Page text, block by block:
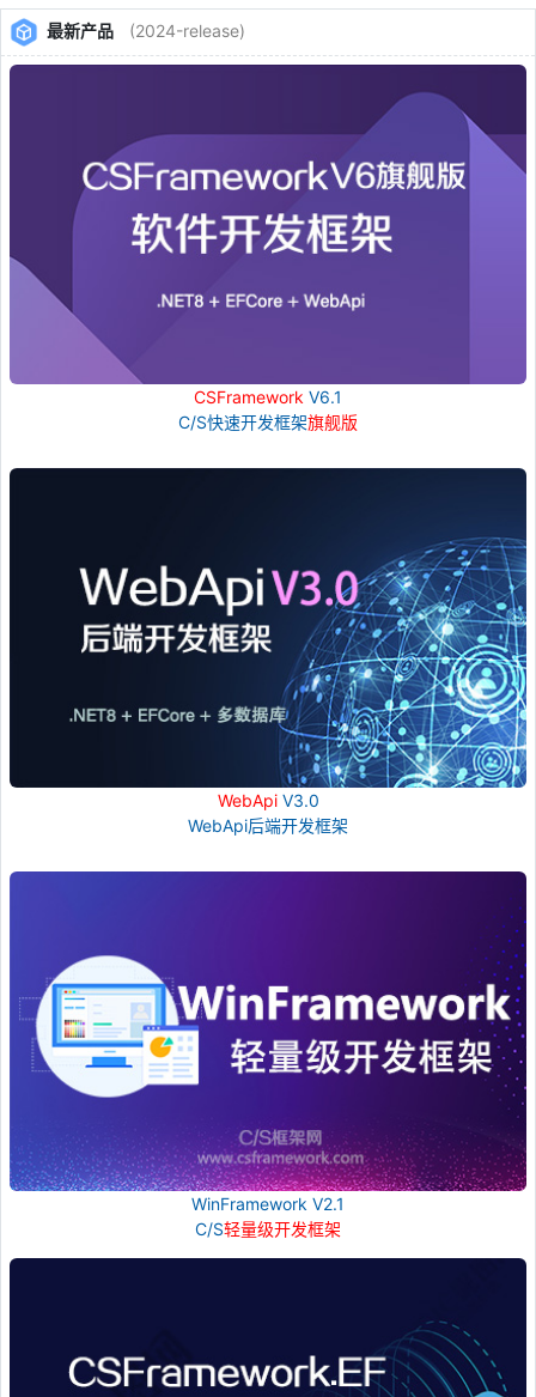
最新产品 (2024-release)
CSFramework V6.1
C/S快速开发框架旗舰版
WebApiV3.0
WebApi后端开发框架
WinFramework V2.1
C/S轻量级开发框架